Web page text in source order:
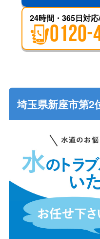
24時間・365日対
0120-
埼玉県新座市第